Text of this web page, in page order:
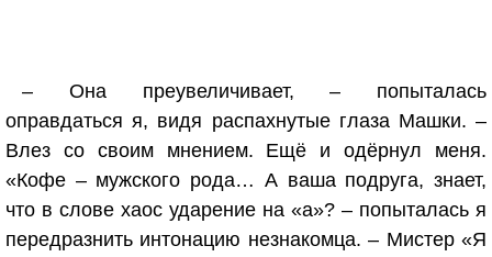
– Она преувеличивает, – попыталась
оправдаться я, видя распахнутые глаза Машки. –
Влез со своим мнением. Ещё и одёрнул меня.
«Кофе – мужского рода… А ваша подруга, знает,
что в слове хаос ударение на «а»? – попыталась я
передразнить интонацию незнакомца. – Мистер «Я